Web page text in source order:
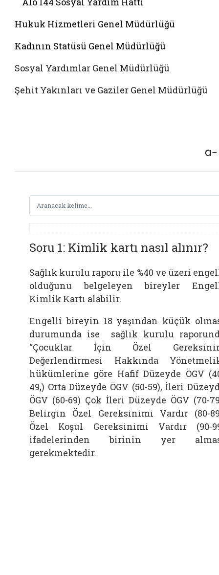
Hukuk Hizmetleri Genel Müdürlüğü
Kadının Statüsü Genel Müdürlüğü
Sosyal Yardımlar Genel Müdürlüğü
Şehit Yakınları ve Gaziler Genel Müdürlüğü
Soru 1: Kimlik kartı nasıl alınır?
Sağlık kurulu raporu ile %40 ve üzeri
olduğunu belgeleyen bireyler
Kimlik Kartı alabilir.
Engelli bireyin 18 yaşından küçük
durumunda ise sağlık kurulu
“Çocuklar İçin Özel
Değerlendirmesi Hakkında
hükümlerine göre Hafif Düzeyde ÖGV
49,) Orta Düzeyde ÖGV (50-59), İleri
ÖGV (60-69) Çok İleri Düzeyde ÖGV (70-
Belirgin Özel Gereksinimi Vardır (80-
Özel Koşul Gereksinimi Vardır (90-
ifadelerinden birinin yer
gerekmektedir.